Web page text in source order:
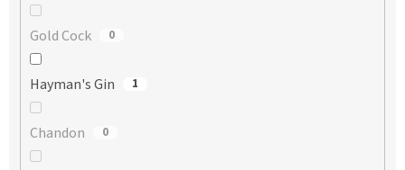
Gold Cock 0
Hayman's Gin 1
Chandon 0